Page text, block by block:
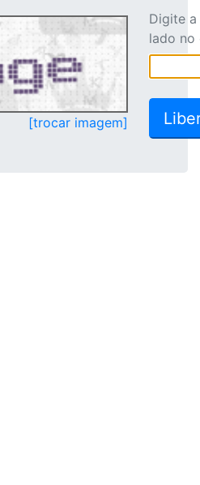
[trocar imagem]
Digite
lado no